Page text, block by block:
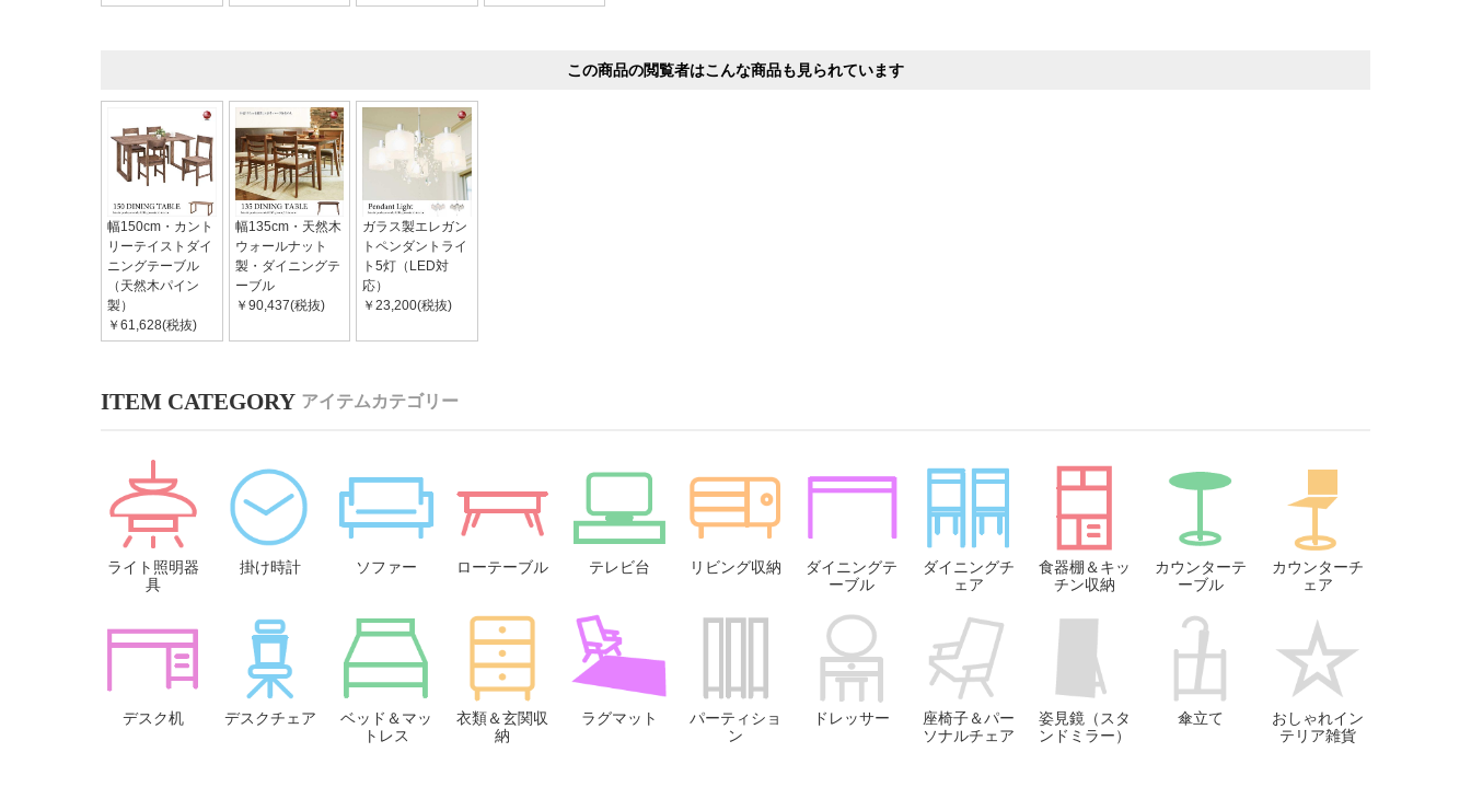
この商品の閲覧者はこんな商品も見られています
幅150cm・カント
リーテイストダイ
ニングテーブル
（天然木パイン
製）
￥61,628(税抜)
幅135cm・天然木
ウォールナット
製・ダイニングテ
ーブル
￥90,437(税抜)
ガラス製エレガン
トペンダントライ
ト5灯（LED対
応）
￥23,200(税抜)
アイテムカテゴリー
ライト照明器
具
掛け時計 ソファー ローテーブル テレビ台 リビング収納
ダイニングテ
ーブル
ダイニングチ
ェア
食器棚＆キッ
チン収納
カウンターテ
ーブル
カウンターチ
ェア
デスク机 デスクチェア
ベッド＆マッ
トレス
衣類＆玄関収
納
ラグマット
パーティショ
ン
ドレッサー
座椅子＆パー
ソナルチェア
姿見鏡（スタ
ンドミラー）
傘立て
おしゃれイン
テリア雑貨